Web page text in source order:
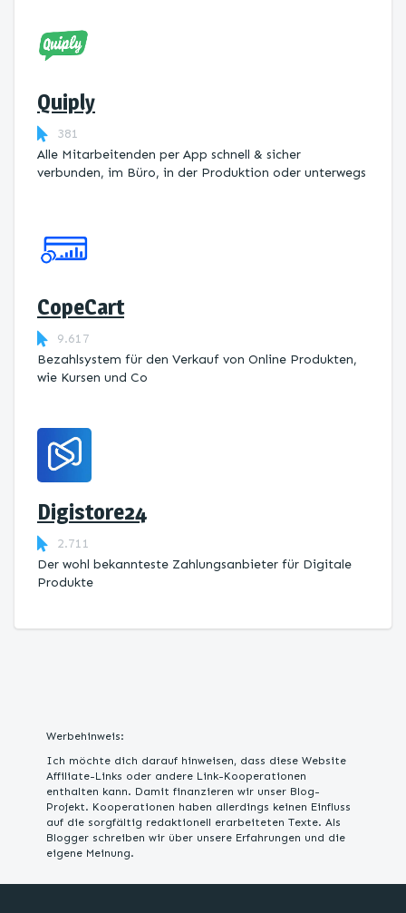
Quiply
381
Alle Mitarbeitenden per App schnell & sicher
verbunden, im Büro, in der Produktion oder unterwegs
CopeCart
9.617
Bezahlsystem für den Verkauf von Online Produkten,
wie Kursen und Co
Digistore24
2.711
Der wohl bekannteste Zahlungsanbieter für Digitale
Produkte
Werbehinweis:
Ich möchte dich darauf hinweisen, dass diese Website
Affiliate-Links oder andere Link-Kooperationen
enthalten kann. Damit finanzieren wir unser Blog-
Projekt. Kooperationen haben allerdings keinen Einfluss
auf die sorgfältig redaktionell erarbeiteten Texte. Als
Blogger schreiben wir über unsere Erfahrungen und die
eigene Meinung.